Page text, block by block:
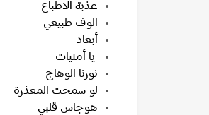
عذبة الاطباع
الوف طبيعي
أبعاد
يا أمنيات
نورنا الوهاج
لو سمحت المعذرة
هوجاس قلبي